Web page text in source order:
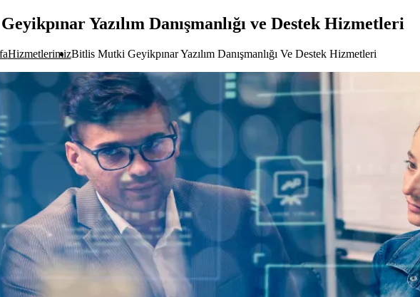
Yazılım Danışmanlığı ve Destek Hizmetleri
HizmetlerimizBitlis Mutki Geyikpınar Yazılım Danışmanlığı Ve Destek Hizmetleri